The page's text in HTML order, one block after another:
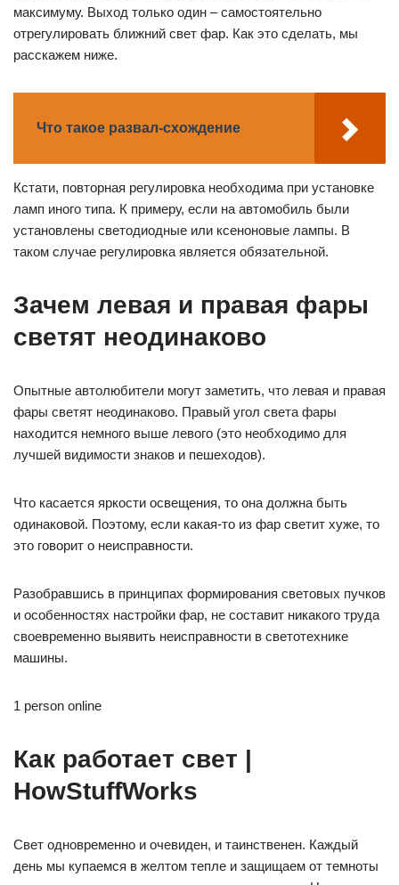
максимуму. Выход только один – самостоятельно
отрегулировать ближний свет фар. Как это сделать, мы
расскажем ниже.
Что такое развал-схождение
Кстати, повторная регулировка необходима при установке
ламп иного типа. К примеру, если на автомобиль были
установлены светодиодные или ксеноновые лампы. В
таком случае регулировка является обязательной.
Зачем левая и правая фары
светят неодинаково
Опытные автолюбители могут заметить, что левая и правая
фары светят неодинаково. Правый угол света фары
находится немного выше левого (это необходимо для
лучшей видимости знаков и пешеходов).
Что касается яркости освещения, то она должна быть
одинаковой. Поэтому, если какая-то из фар светит хуже, то
это говорит о неисправности.
Разобравшись в принципах формирования световых пучков
и особенностях настройки фар, не составит никакого труда
своевременно выявить неисправности в светотехнике
машины.
1 person online
Как работает свет |
HowStuffWorks
Свет одновременно и очевиден, и таинственен. Каждый
день мы купаемся в желтом тепле и защищаем от темноты